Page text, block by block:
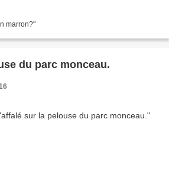
marron?"
du parc monceau.